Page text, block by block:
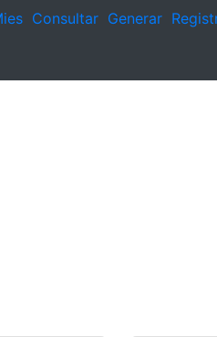
Consultar Generar